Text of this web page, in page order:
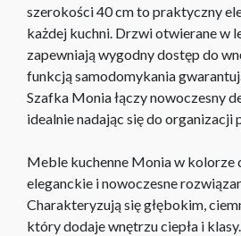
szerokości 40 cm to praktyczny
każdej kuchni. Drzwi otwierane w
zapewniają wygodny dostęp do
funkcją samodomykania
Szafka Monia łączy nowoczesny
idealnie nadając się do organizacji
Meble kuchenne Monia w kolorze
eleganckie i nowoczesne
Charakteryzują się głębokim,
który dodaje wnętrzu ciepła i